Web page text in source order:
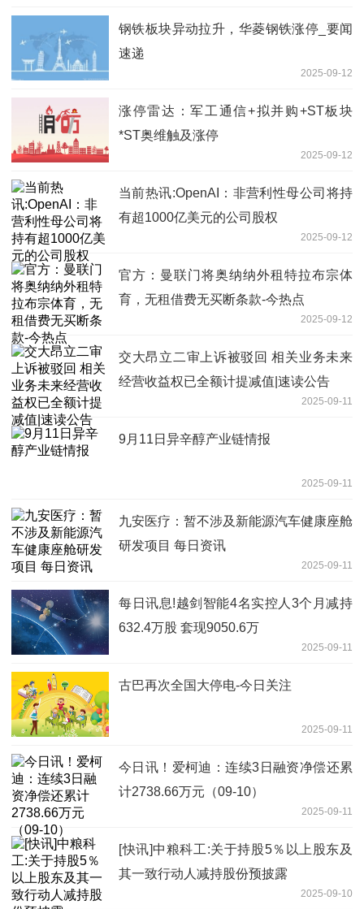
钢铁板块异动拉升，华菱钢铁涨停_要闻
速递
2025-09-12
涨停雷达：军工通信+拟并购+ST板块
*ST奥维触及涨停
2025-09-12
当前热讯:OpenAI：非营利性母公司将持
有超1000亿美元的公司股权
2025-09-12
官方：曼联门将奥纳纳外租特拉布宗体
育，无租借费无买断条款-今热点
2025-09-12
交大昂立二审上诉被驳回 相关业务未来
经营收益权已全额计提减值|速读公告
2025-09-11
9月11日异辛醇产业链情报
2025-09-11
九安医疗：暂不涉及新能源汽车健康座舱
研发项目 每日资讯
2025-09-11
每日讯息!越剑智能4名实控人3个月减持
632.4万股 套现9050.6万
2025-09-11
古巴再次全国大停电-今日关注
2025-09-11
今日讯！爱柯迪：连续3日融资净偿还累
计2738.66万元（09-10）
2025-09-11
[快讯]中粮科工:关于持股5％以上股东及
其一致行动人减持股份预披露
2025-09-10